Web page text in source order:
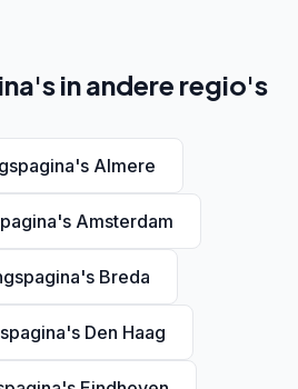
in andere regio's
Almere
Amsterdam
Breda
Den Haag